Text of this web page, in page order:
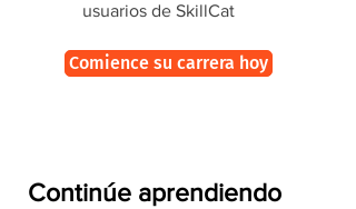
usuarios de SkillCat
Comience su carrera hoy
Continúe aprendiendo